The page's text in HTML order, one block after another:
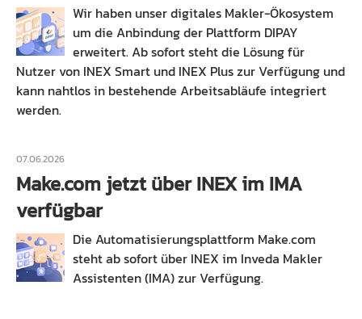
Wir haben unser digitales Makler-Ökosystem
um die Anbindung der Plattform DIPAY
erweitert. Ab sofort steht die Lösung für
Nutzer von INEX Smart und INEX Plus zur Verfügung und
kann nahtlos in bestehende Arbeitsabläufe integriert
werden.
07.06.2026
Make.com jetzt über INEX im IMA
verfügbar
Die Automatisierungsplattform Make.com
steht ab sofort über INEX im Inveda Makler
Assistenten (IMA) zur Verfügung.